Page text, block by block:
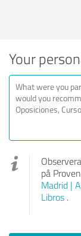
Your
på
Madrid |
Libros .